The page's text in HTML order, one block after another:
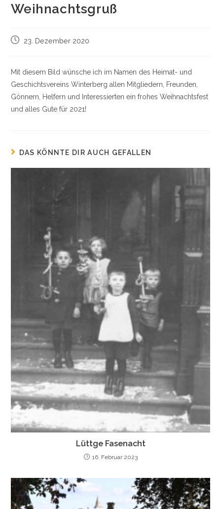
Weihnachtsgruß
Beitrag23. Dezember 2020
Mit diesem Bild wünsche ich im Namen des Heimat- und
Geschichtsvereins Winterberg allen Mitgliedern, Freunden,
Gönnern, Helfern und Interessierten ein frohes Weihnachtsfest
und alles Gute für 2021!
DAS KÖNNTE DIR AUCH GEFALLEN
Lüttge Fasenacht
16. Februar 2023